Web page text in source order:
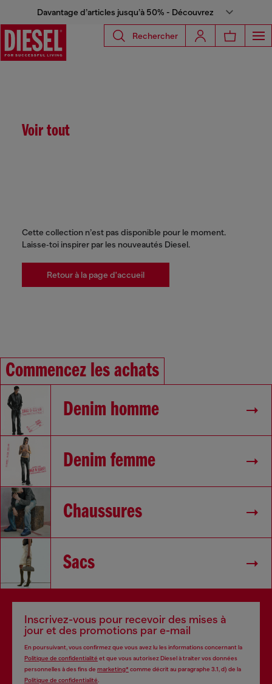
Davantage d’articles jusqu’à 50% - Découvrez
Rechercher
Voir tout
Cette collection n’est pas disponible pour le moment.
Laisse‑toi inspirer par les nouveautés Diesel.
Retour à la page d'accueil
Commencez les achats
Denim homme
Denim femme
Chaussures
Sacs
Inscrivez-vous pour recevoir des mises à
jour et des promotions par e-mail
En poursuivant, vous confirmez que vous avez lu les informations concernant la
Politique de confidentialité et que vous autorisez Diesel à traiter vos données
personnelles à des fins de marketing*comme décrit au paragraphe 3.1, d) de la
Politique de confidentialité